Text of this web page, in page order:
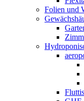
Folien und